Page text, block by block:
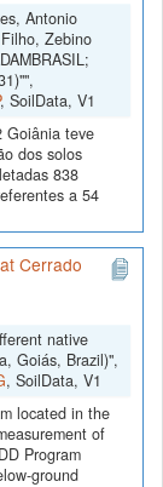
Antonio
Zebino
, SoilData, V1
Goiânia teve
dos solos
838
a 54
Cerrado
native
Goiás, Brazil)",
, SoilData, V1
located in the
of
Program
ground